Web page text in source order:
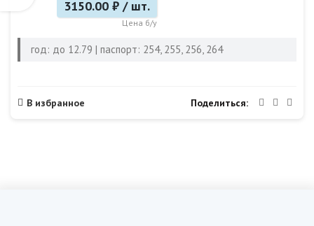
3150.00 ₽ / шт.
Цена б/у
год: до 12.79 | паспорт: 254, 255, 256, 264
В избранное Поделиться